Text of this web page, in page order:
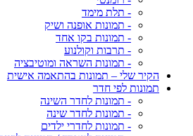
- תלת מימד
- תמונות אופנה ושיק
- תמונות בקו אחד
- תרבות וקולנוע
- תמונות השראה ומוטיבציה
הקיר שלי – תמונות בהתאמה אישית
תמונות לפי חדר
- תמונות לחדר השינה
- תמונות לחדר שינה
- תמונות לחדרי ילדים